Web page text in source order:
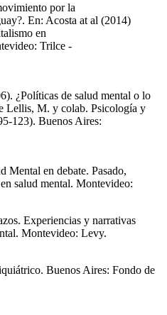
por la
En: Acosta at al (2014)
en
Trilce -
¿Políticas de salud mental o lo
Lellis, M. y colab. Psicología y
123). Buenos Aires:
Mental en debate. Pasado,
salud mental. Montevideo:
Experiencias y narrativas
Montevideo: Levy.
Buenos Aires: Fondo de